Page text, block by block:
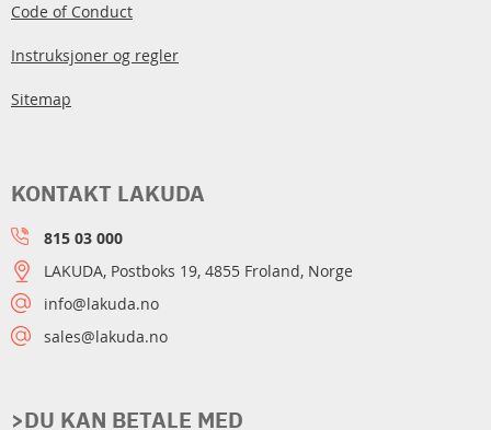
Code of Conduct
Instruksjoner og regler
Sitemap
>DU KAN BETALE MED
KONTAKT LAKUDA
815 03 000
LAKUDA, Postboks 19, 4855 Froland, Norge
info@lakuda.no
sales@lakuda.no